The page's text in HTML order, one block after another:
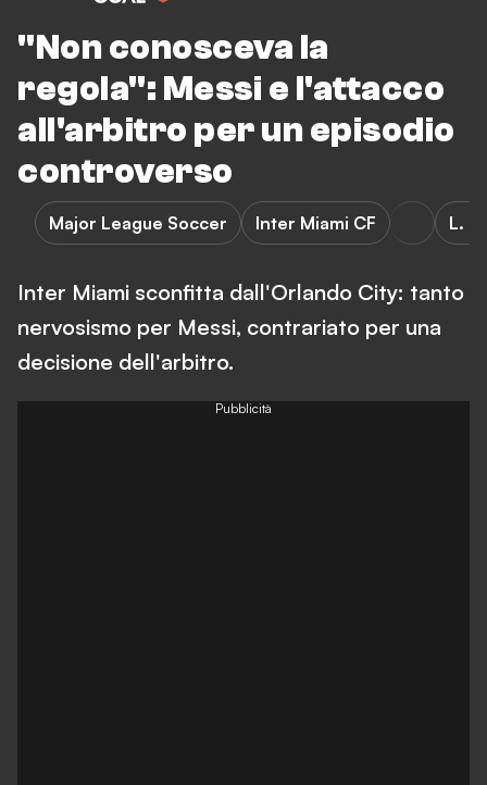
"Non conosceva la
regola": Messi e l'attacco
all'arbitro per un episodio
controverso
Major League Soccer Inter Miami CF L.
Inter Miami sconfitta dall'Orlando City: tanto
nervosismo per Messi, contrariato per una
decisione dell'arbitro.
Pubblicità